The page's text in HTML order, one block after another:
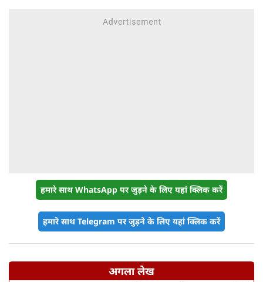
हमारे साथ WhatsApp पर जुड़ने के लिए यहां क्लिक करें
हमारे साथ Telegram पर जुड़ने के लिए यहां क्लिक करें
अगला लेख